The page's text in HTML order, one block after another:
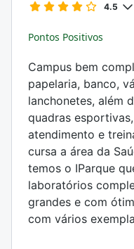
4.5
Pontos Positivos
Campus bem
papelaria, banco,
lanchonetes, além
quadras
atendimento e
cursa a área da
temos o IParque
laboratórios
grandes e com
com vários